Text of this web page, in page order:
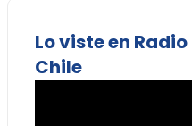
Lo viste en
Chile